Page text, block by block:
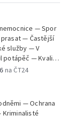
— Spor
prasat — Častější
služby — V
potápěč — Kvalita
zeleniny v
— Výběr ze
— Zkoumání
— Promítání filmu
na ČT24
— Ochrana